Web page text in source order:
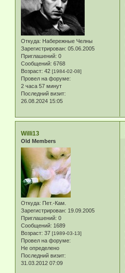
Откуда: Набережные Челны
Зарегистрирован: 05.06.2005
Приглашений: 0
Сообщений: 6768
Возраст: 42 [1984-02-08]
Провел на форуме:
2 часа 57 минут
Последний визит:
26.08.2024 15:05
Willi13
Old Members
Откуда: Пет.-Кам.
Зарегистрирован: 19.09.2005
Приглашений: 0
Сообщений: 1689
Возраст: 37 [1989-03-13]
Провел на форуме:
Не определено
Последний визит:
31.03.2012 07:09